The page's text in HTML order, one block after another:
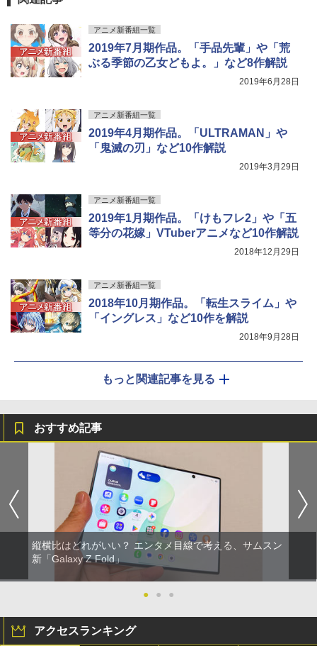
アニメ新番組一覧
2019年7月期作品。「手品先輩」や「荒
ぶる季節の乙女どもよ。」など8作解説
2019年6月28日
アニメ新番組一覧
2019年4月期作品。「ULTRAMAN」や
「鬼滅の刃」など10作解説
2019年3月29日
アニメ新番組一覧
2019年1月期作品。「けもフレ2」や「五
等分の花嫁」VTuberアニメなど10作解説
2018年12月29日
アニメ新番組一覧
2018年10月期作品。「転生スライム」や
「イングレス」など10作を解説
2018年9月28日
もっと関連記事を見る
おすすめ記事
縦横比はどれがいい？ エンタメ目線で考える、サムスン
新「Galaxy Z Fold」
● ● ●
アクセスランキング